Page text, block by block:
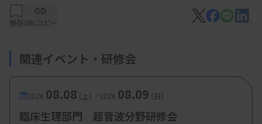
院 検査部）
川邊晴樹先生（天理よろづ相談所病院 臨
床検査部）
保存URLコピー
関連イベント・研修会
2026. 08.08（土） -2026. 08.09（日）
臨床生理部門 超音波分野研修会